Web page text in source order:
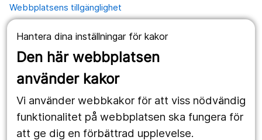
Hantera dina inställningar för kakor
Den här webbplatsen
använder kakor
Vi använder webbkakor för att viss nödvändig
funktionalitet på webbplatsen ska fungera för
att ge dig en förbättrad upplevelse.
Webbplatsens tillgänglighet
Våra webbplatser
1177.se
Region Örebro län